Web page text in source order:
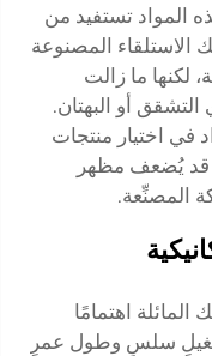
المواد تستفيد من
الاستلقاء المصنوعة
لكنها ما زالت
أو البهتان.
في اختيار منتجات
قد يُضعف مظهر
المصنِّعة.
اهتمامًا
سلسٍ وطول عمرٍ